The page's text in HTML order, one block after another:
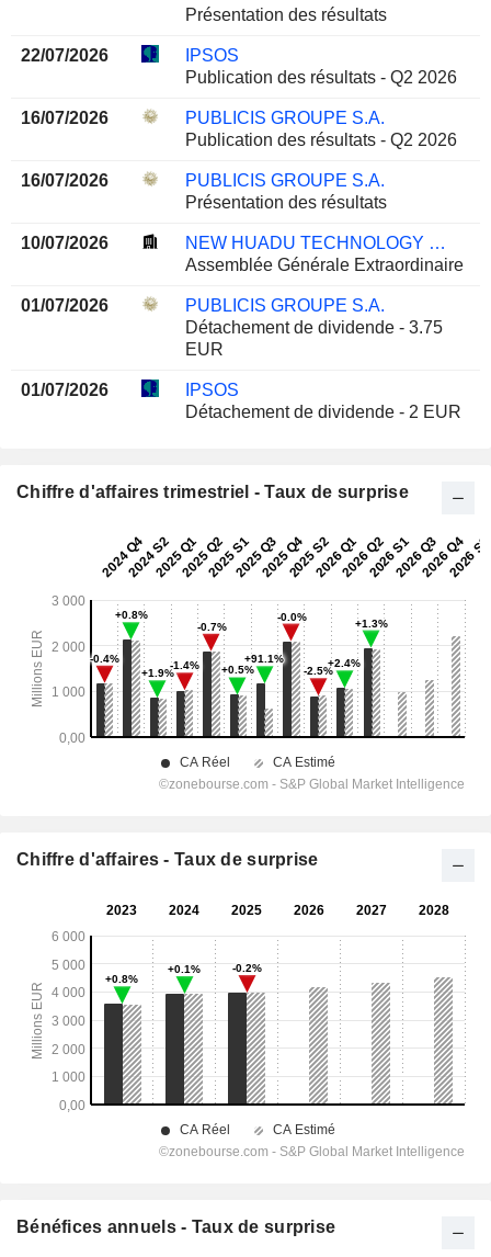
Présentation des résultats
22/07/2026
IPSOS
Publication des résultats - Q2 2026
16/07/2026
PUBLICIS GROUPE S.A.
Publication des résultats - Q2 2026
16/07/2026
PUBLICIS GROUPE S.A.
Présentation des résultats
10/07/2026
NEW HUADU TECHNOLOGY CO., LTD.
Assemblée Générale Extraordinaire
01/07/2026
PUBLICIS GROUPE S.A.
Détachement de dividende - 3.75
EUR
01/07/2026
IPSOS
Détachement de dividende - 2 EUR
Chiffre d'affaires trimestriel - Taux de surprise
Chiffre d'affaires - Taux de surprise
Bénéfices annuels - Taux de surprise